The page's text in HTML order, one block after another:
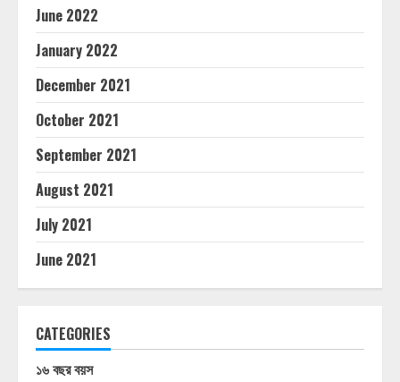
June 2022
January 2022
December 2021
October 2021
September 2021
August 2021
July 2021
June 2021
CATEGORIES
১৬ বছর বয়স